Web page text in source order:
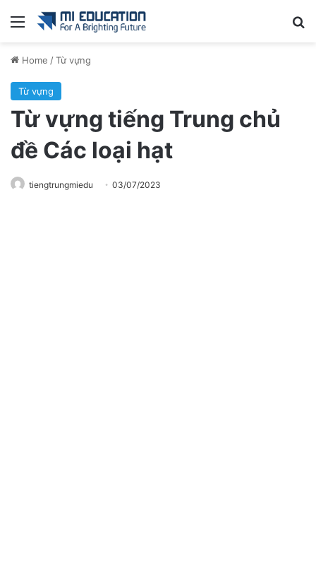
Menu
Home /Từ vựng
Từ vựng
Từ vựng tiếng Trung chủ
đề Các loại hạt
tiengtrungmiedu 03/07/2023